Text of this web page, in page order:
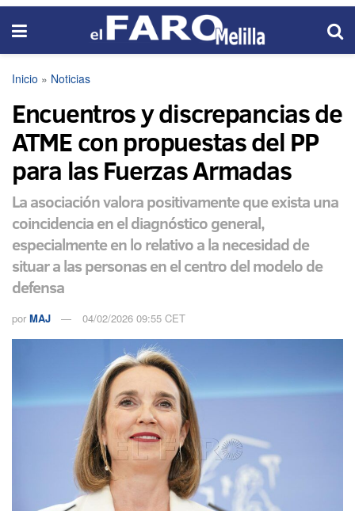
Inicio » Noticias
Encuentros y discrepancias de
ATME con propuestas del PP
para las Fuerzas Armadas
La asociación valora positivamente que exista una
coincidencia en el diagnóstico general,
especialmente en lo relativo a la necesidad de
situar a las personas en el centro del modelo de
defensa
por MAJ 04/02/2026 09:55 CET